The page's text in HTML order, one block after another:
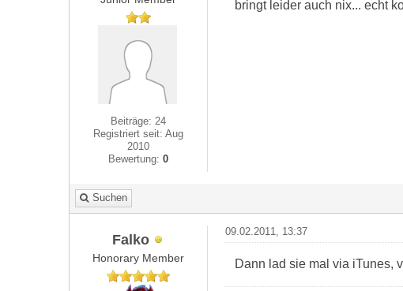
Beiträge: 24
Registriert seit: Aug
2010
Bewertung:0
bringt leider auch nix... echt
Suchen
Falko
Honorary Member
09.02.2011, 13:37
Dann lad sie mal via iTunes,